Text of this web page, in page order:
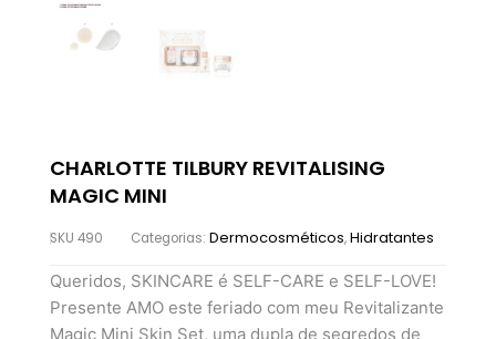
CHARLOTTE TILBURY REVITALISING
MAGIC MINI
SKU 490 Categorias: Dermocosméticos,Hidratantes
Queridos, SKINCARE é SELF-CARE e SELF-LOVE!
Presente AMO este feriado com meu Revitalizante
Magic Mini Skin Set, uma dupla de segredos de